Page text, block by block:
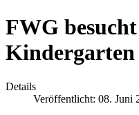
FWG
Kindergarten
Details
Veröffentlicht: 08. Juni